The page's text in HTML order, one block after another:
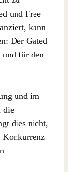
und Free
kann
Der Gated
und für den
und im
die
dies nicht,
Konkurrenz